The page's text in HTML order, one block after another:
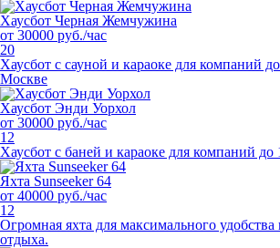
Хаусбот Черная Жемчужина
от 30000 руб./час
20
Хаусбот с сауной и караоке для компаний
Москве
Хаусбот Энди Уорхол
от 30000 руб./час
12
Хаусбот с баней и караоке для компаний
Яхта Sunseeker 64
от 40000 руб./час
12
Огромная яхта для максимального удобства
отдыха.